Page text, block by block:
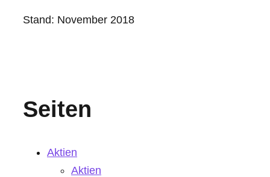
Stand: November 2018
Seiten
Aktien
Aktien